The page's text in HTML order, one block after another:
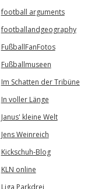
football arguments
footballandgeography
FußballFanFotos
Fußballmuseen
Im Schatten der Tribüne
In voller Länge
Janus' kleine Welt
Jens Weinreich
Kickschuh-Blog
KLN online
Liga Parkdrei